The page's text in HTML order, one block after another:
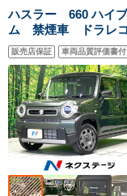
ハスラー 660 ハイ
ム 禁煙車 ドラレ
ー LEDヘッド
オートエアコン
ミラー
販売店保証 車両品質評価書付